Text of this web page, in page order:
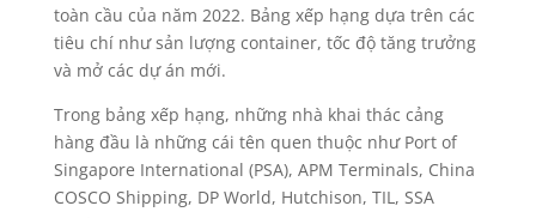
toàn cầu của năm 2022. Bảng xếp hạng dựa trên các
tiêu chí như sản lượng container, tốc độ tăng trưởng
và mở các dự án mới.
Trong bảng xếp hạng, những nhà khai thác cảng
hàng đầu là những cái tên quen thuộc như Port of
Singapore International (PSA), APM Terminals, China
COSCO Shipping, DP World, Hutchison, TIL, SSA